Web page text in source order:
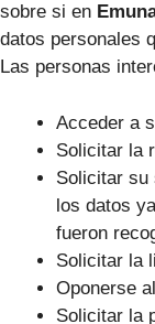
sobre si en
datos personales
Las personas
Acceder a
Solicitar la
Solicitar su
los datos
fueron
Solicitar la
Oponerse
Solicitar la